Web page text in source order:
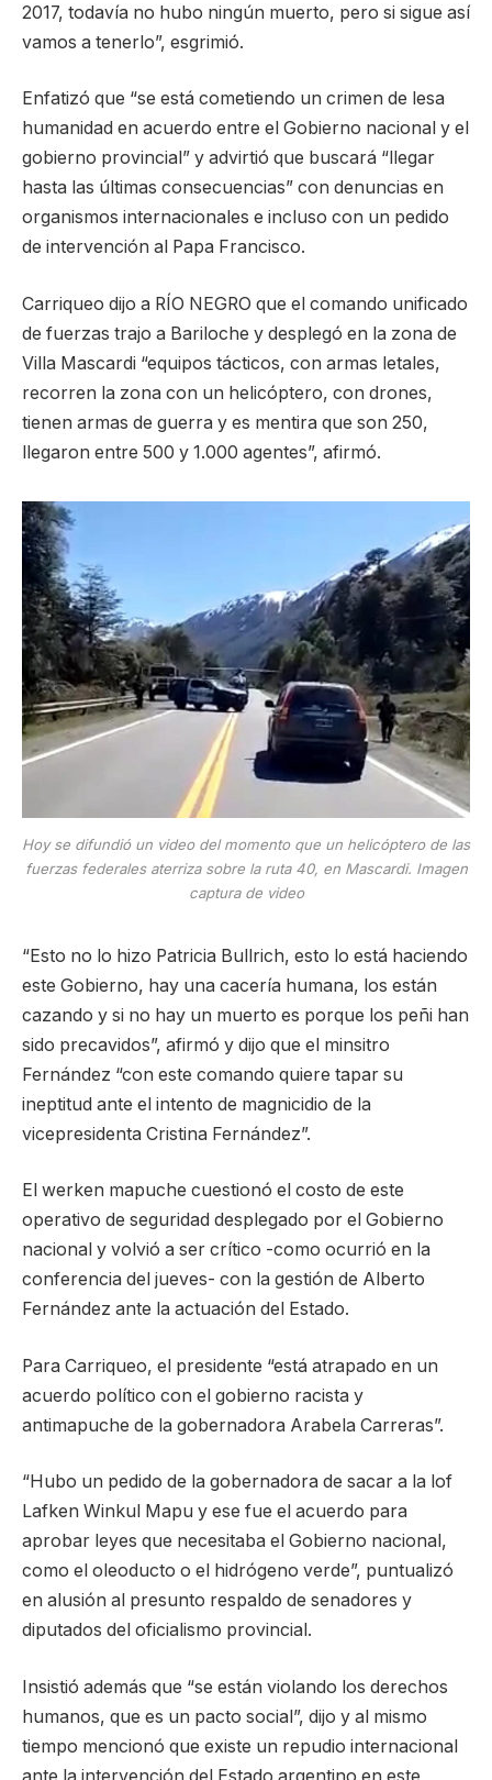
2017, todavía no hubo ningún muerto, pero si sigue así
vamos a tenerlo”, esgrimió.
Enfatizó que “se está cometiendo un crimen de lesa
humanidad en acuerdo entre el Gobierno nacional y el
gobierno provincial” y advirtió que buscará “llegar
hasta las últimas consecuencias” con denuncias en
organismos internacionales e incluso con un pedido
de intervención al Papa Francisco.
Carriqueo dijo a RÍO NEGRO que el comando unificado
de fuerzas trajo a Bariloche y desplegó en la zona de
Villa Mascardi “equipos tácticos, con armas letales,
recorren la zona con un helicóptero, con drones,
tienen armas de guerra y es mentira que son 250,
llegaron entre 500 y 1.000 agentes”, afirmó.
Hoy se difundió un video del momento que un helicóptero de las
fuerzas federales aterriza sobre la ruta 40, en Mascardi. Imagen
captura de video
“Esto no lo hizo Patricia Bullrich, esto lo está haciendo
este Gobierno, hay una cacería humana, los están
cazando y si no hay un muerto es porque los peñi han
sido precavidos”, afirmó y dijo que el minsitro
Fernández “con este comando quiere tapar su
ineptitud ante el intento de magnicidio de la
vicepresidenta Cristina Fernández”.
El werken mapuche cuestionó el costo de este
operativo de seguridad desplegado por el Gobierno
nacional y volvió a ser crítico -como ocurrió en la
conferencia del jueves- con la gestión de Alberto
Fernández ante la actuación del Estado.
Para Carriqueo, el presidente “está atrapado en un
acuerdo político con el gobierno racista y
antimapuche de la gobernadora Arabela Carreras”.
“Hubo un pedido de la gobernadora de sacar a la lof
Lafken Winkul Mapu y ese fue el acuerdo para
aprobar leyes que necesitaba el Gobierno nacional,
como el oleoducto o el hidrógeno verde”, puntualizó
en alusión al presunto respaldo de senadores y
diputados del oficialismo provincial.
Insistió además que “se están violando los derechos
humanos, que es un pacto social”, dijo y al mismo
tiempo mencionó que existe un repudio internacional